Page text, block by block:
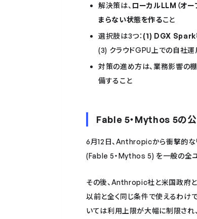
解決策は、 ローカルLLM（オ
まらない状態を作ること
選択肢は3つ： (1) DGX Spark
(3) クラウドGPU上での自社運
対策の進め方は、業務影響
備すること
Fable 5・Mythos 5の
6月12日、Anthropicから衝撃的な
(Fable 5・Mythos 5) を一般の全
その後、Anthropic社と米国政府と
以前と全く同じ条件で使えるわけ
いては利用上限が大幅に制限さ